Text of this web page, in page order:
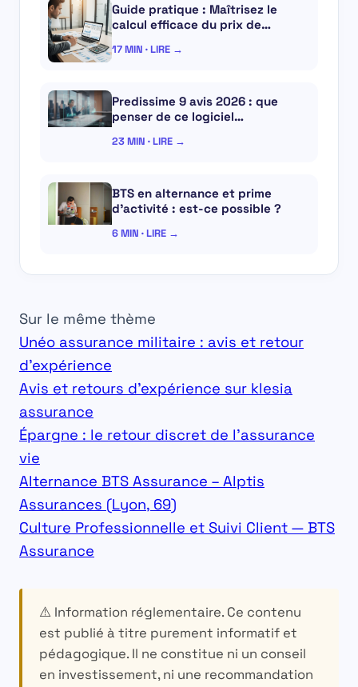
Guide pratique : Maîtrisez le
calcul efficace du prix de…
17 MIN · LIRE →
Predissime 9 avis 2026 : que
penser de ce logiciel…
23 MIN · LIRE →
BTS en alternance et prime
d’activité : est-ce possible ?
6 MIN · LIRE →
Sur le même thème
Unéo assurance militaire : avis et retour
d’expérience
Avis et retours d’expérience sur klesia
assurance
Épargne : le retour discret de l’assurance
vie
Alternance BTS Assurance – Alptis
Assurances (Lyon, 69)
Culture Professionnelle et Suivi Client — BTS
Assurance
⚠️ Information réglementaire.Ce contenu
est publié à titre purement informatif et
pédagogique. Il ne constitue ni un conseil
en investissement, ni une recommandation